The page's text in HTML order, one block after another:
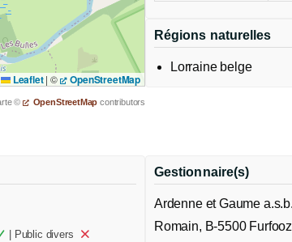
Leaflet | © OpenStreetMap
© OpenStreetMap contributors
Régions naturelles
Lorraine belge
| Public divers
Gestionnaire(s)
Ardenne et Gaume
Romain, B-5500